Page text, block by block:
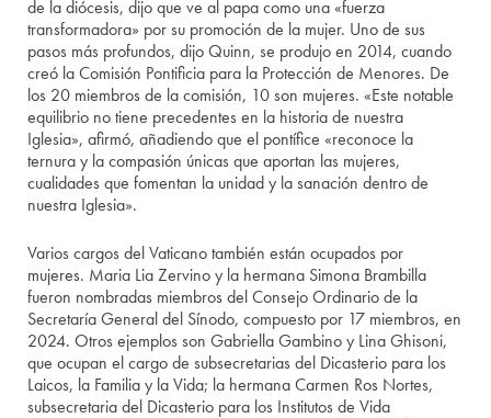
de la diócesis, dijo que ve al papa como una «fuerza
transformadora» por su promoción de la mujer. Uno de sus
pasos más profundos, dijo Quinn, se produjo en 2014, cuando
creó la Comisión Pontificia para la Protección de Menores. De
los 20 miembros de la comisión, 10 son mujeres. «Este notable
equilibrio no tiene precedentes en la historia de nuestra
Iglesia», afirmó, añadiendo que el pontífice «reconoce la
ternura y la compasión únicas que aportan las mujeres,
cualidades que fomentan la unidad y la sanación dentro de
nuestra Iglesia».
Varios cargos del Vaticano también están ocupados por
mujeres. Maria Lia Zervino y la hermana Simona Brambilla
fueron nombradas miembros del Consejo Ordinario de la
Secretaría General del Sínodo, compuesto por 17 miembros, en
2024. Otros ejemplos son Gabriella Gambino y Lina Ghisoni,
que ocupan el cargo de subsecretarias del Dicasterio para los
Laicos, la Familia y la Vida; la hermana Carmen Ros Nortes,
subsecretaria del Dicasterio para los Institutos de Vida